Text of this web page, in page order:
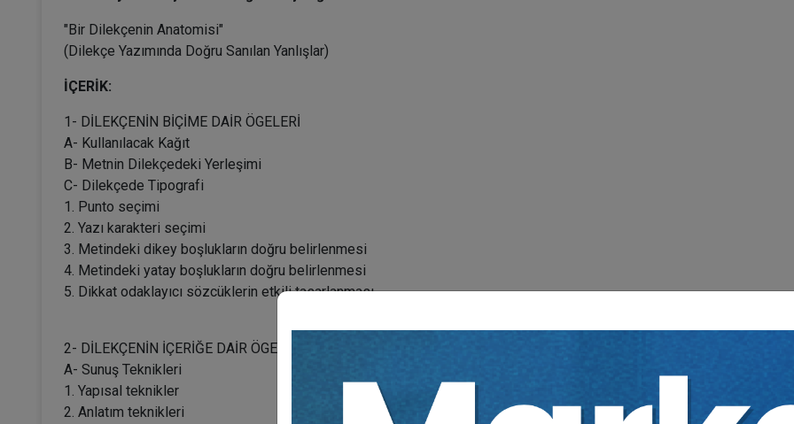
"Bir Dilekçenin Anatomisi"
(Dilekçe Yazımında Doğru Sanılan Yanlışlar)
İÇERİK:
1- DİLEKÇENİN BİÇİME DAİR ÖGELERİ
A- Kullanılacak Kağıt
B- Metnin Dilekçedeki Yerleşimi
C- Dilekçede Tipografi
1. Punto seçimi
2. Yazı karakteri seçimi
3. Metindeki dikey boşlukların doğru belirlenmesi
4. Metindeki yatay boşlukların doğru belirlenmesi
5. Dikkat odaklayıcı sözcüklerin etkili tasarlanması
2- DİLEKÇENİN İÇERİĞE DAİR ÖGELERİ
A- Sunuş Teknikleri
1. Yapısal teknikler
2. Anlatım teknikleri